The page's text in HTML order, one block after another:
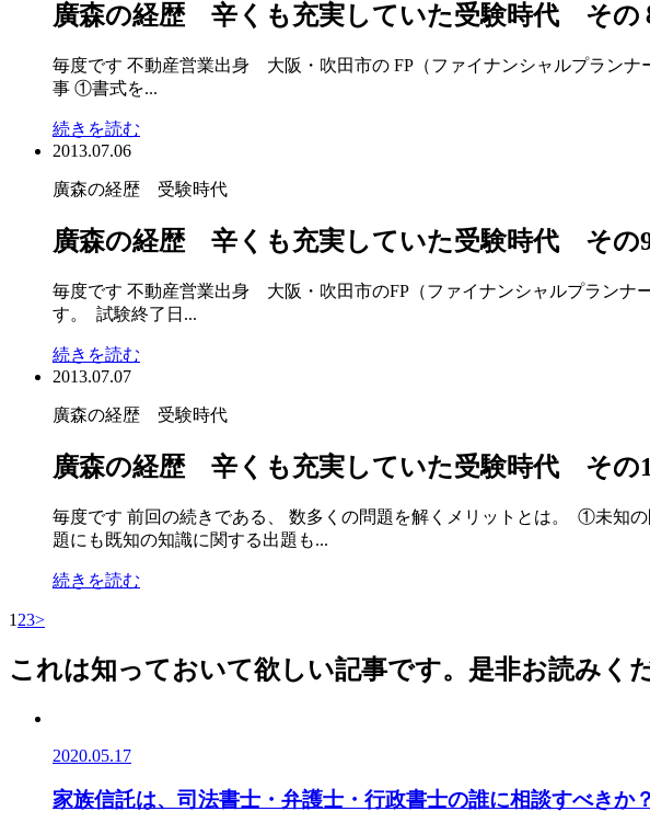
廣森の経歴 辛くも充実していた受験時代 その
毎度です 不動産営業出身 大阪・吹田市の FP（ファイナンシャルプラン
事 ①書式を...
続きを読む
2013.07.06
廣森の経歴 受験時代
廣森の経歴 辛くも充実していた受験時代 その
毎度です 不動産営業出身 大阪・吹田市のFP（ファイナンシャルプラン
す。 試験終了日...
続きを読む
2013.07.07
廣森の経歴 受験時代
廣森の経歴 辛くも充実していた受験時代 その
毎度です 前回の続きである、 数多くの問題を解くメリットとは。 ①未
題にも既知の知識に関する出題も...
続きを読む
1 23>
これは知っておいて欲しい記事です。是非お読みく
2020.05.17
家族信託は、司法書士・弁護士・行政書士の誰に相談すべきか